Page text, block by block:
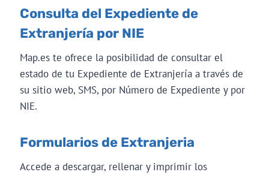
Consulta del Expediente de
Extranjería por NIE
Map.es te ofrece la posibilidad de consultar el
estado de tu Expediente de Extranjería a través de
su sitio web, SMS, por Número de Expediente y por
NIE.
Formularios de Extranjeria
Accede a descargar, rellenar y imprimir los